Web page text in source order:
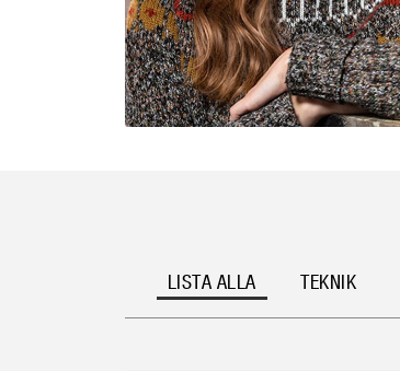
LISTA ALLA TEKNIK